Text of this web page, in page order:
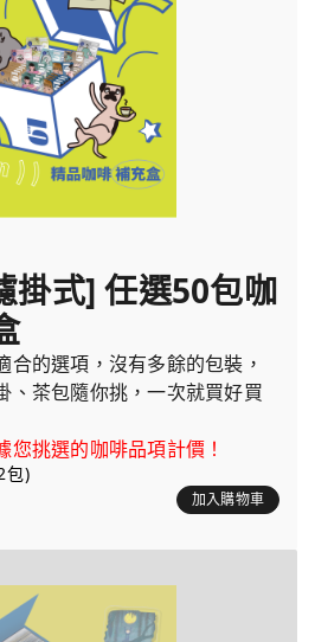
掛式] 任選50包咖
合的選項，沒有多餘的包裝，
、茶包隨你挑，一次就買好買
您挑選的咖啡品項計價！
包)
加入購物車